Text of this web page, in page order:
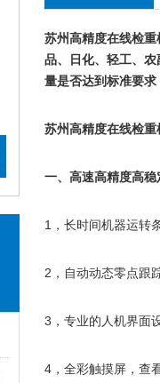
苏州高精度在线检
品、日化、轻工、
量是否达到标准要
苏州高精度在线检
一、高速高精度高稳
1，长时间机器运转
2，自动动态零点跟
3，专业的人机界面
4，全彩触摸屏，查